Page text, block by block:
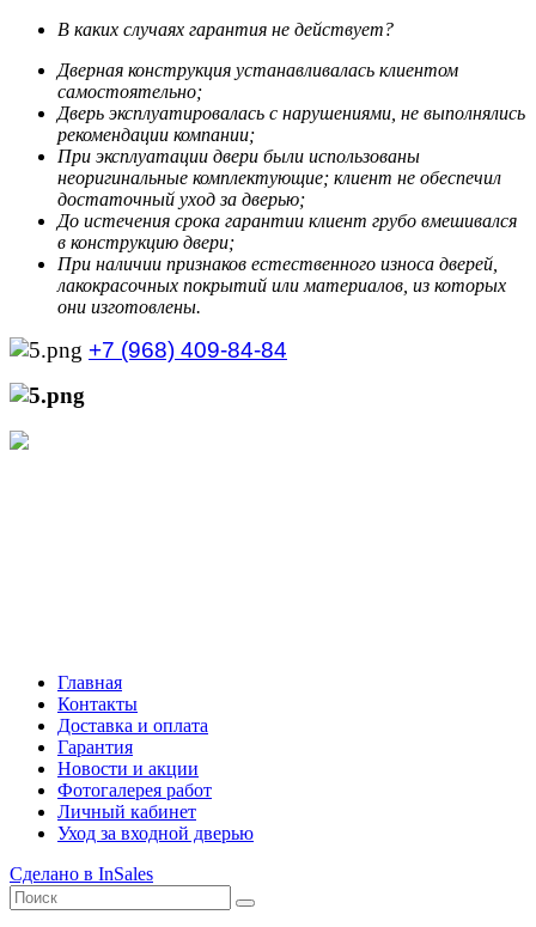
В каких случаях гарантия не действует?
Дверная конструкция устанавливалась клиентом
самостоятельно;
Дверь эксплуатировалась с нарушениями, не выполнялись
рекомендации компании;
При эксплуатации двери были использованы
неоригинальные комплектующие; клиент не обеспечил
достаточный уход за дверью;
До истечения срока гарантии клиент грубо вмешивался
в конструкцию двери;
При наличии признаков естественного износа дверей,
лакокрасочных покрытий или материалов, из которых
они изготовлены.
+7 (968) 409-84-84
Главная
Контакты
Доставка и оплата
Гарантия
Новости и акции
Фотогалерея работ
Личный кабинет
Уход за входной дверью
Сделано в InSales